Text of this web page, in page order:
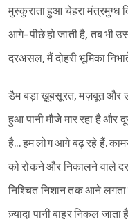
मुस्कुराता हुआ चेहरा
आगे-पीछे हो जाती है, तब भी
दरअसल, मैं दोहरी भूमिका
डैम बड़ा ख़ूबसूरत, मज़बूत और
हुआ पानी मौजे मार रहा है और
है... हम लोग आगे बढ़ रहे हैं.
को रोकने और निकालने वाले
निश्चित निशान तक आने
ज़्यादा पानी बाहर निकल